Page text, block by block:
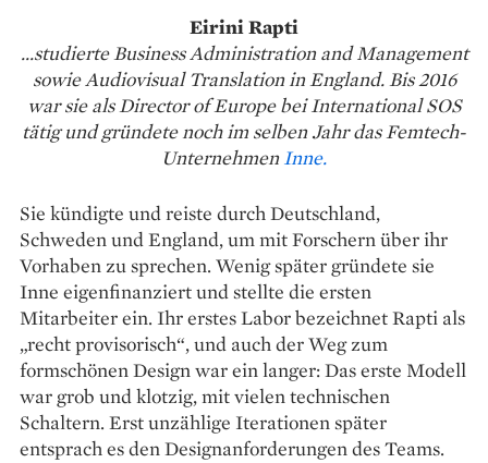
Eirini Rapti
...studierte Business Administration and Management
sowie Audiovisual Translation in England. Bis 2016
war sie als Director of Europe bei International SOS
tätig und gründete noch im selben Jahr das Femtech-
UnternehmenInne.
Sie kündigte und reiste durch Deutschland,
Schweden und England, um mit Forschern über ihr
Vorhaben zu sprechen. Wenig später gründete sie
Inne eigenfinanziert und stellte die ersten
Mitarbeiter ein. Ihr erstes Labor bezeichnet Rapti als
„recht provisorisch“, und auch der Weg zum
formschönen Design war ein langer: Das erste Modell
war grob und klotzig, mit vielen technischen
Schaltern. Erst unzählige Iterationen später
entsprach es den Designan­forde­rungen des Teams.